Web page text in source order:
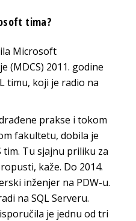
tima?
Microsoft
(MDCS) 2011. godine
timu, koji je radio na
prakse i tokom
fakultetu, dobila je
tim. Tu sjajnu priliku za
kaže. Do 2014.
inženjer na PDW-u.
na SQL Serveru.
je jednu od tri